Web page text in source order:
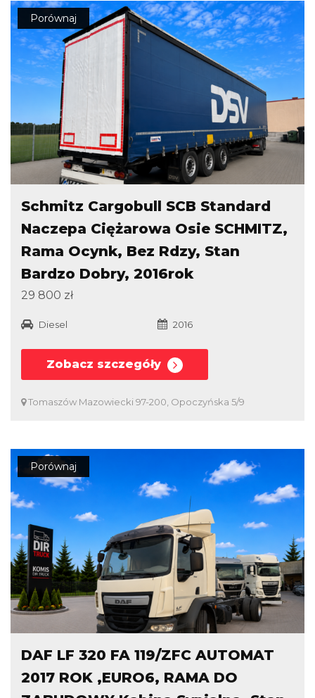
Porównaj
Schmitz Cargobull SCB Standard
Naczepa Ciężarowa Osie SCHMITZ,
Rama Ocynk, Bez Rdzy, Stan
Bardzo Dobry, 2016rok
29 800 zł
Diesel 2016
Zobacz szczegóły
Tomaszów Mazowiecki 97-200, Opoczyńska 5/9
Porównaj
DAF LF 320 FA 119/ZFC AUTOMAT
2017 ROK ,EURO6, RAMA DO